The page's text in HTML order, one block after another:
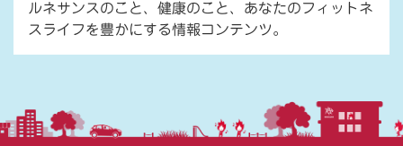
ルネサンスのこと、健康のこと、あなたのフィットネ
スライフを豊かにする情報コンテンツ。